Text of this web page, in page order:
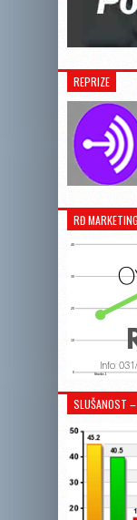
REPRIZE
RĐ MARKETING
SLUŠANOST